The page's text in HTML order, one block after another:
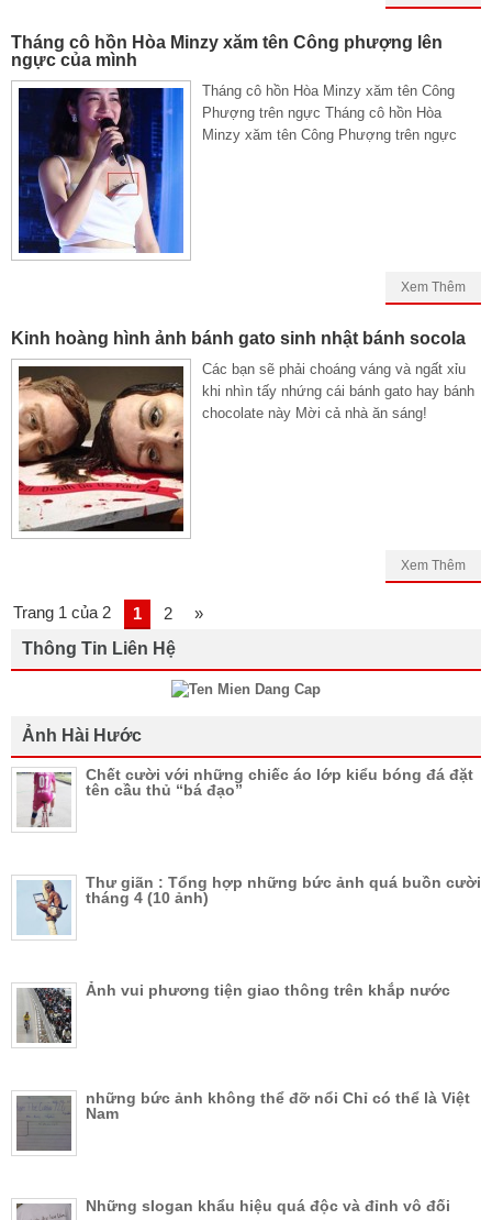
Tháng cô hồn Hòa Minzy xăm tên Công phượng lên
ngực của mình
Tháng cô hồn Hòa Minzy xăm tên Công
Phượng trên ngực Tháng cô hồn Hòa
Minzy xăm tên Công Phượng trên ngực
Xem Thêm
Kinh hoàng hình ảnh bánh gato sinh nhật bánh socola
Các bạn sẽ phải choáng váng và ngất xỉu
khi nhìn tấy nhứng cái bánh gato hay bánh
chocolate này Mời cả nhà ăn sáng!
Xem Thêm
Trang 1 của 2 1 2
»
Thông Tin Liên Hệ
Ảnh Hài Hước
Chết cười với những chiếc áo lớp kiểu bóng đá đặt
tên cầu thủ “bá đạo”
Thư giãn : Tổng hợp những bức ảnh quá buồn cười
tháng 4 (10 ảnh)
Ảnh vui phương tiện giao thông trên khắp nước
những bức ảnh không thể đỡ nổi Chỉ có thể là Việt
Nam
Những slogan khẩu hiệu quá độc và đỉnh vô đối